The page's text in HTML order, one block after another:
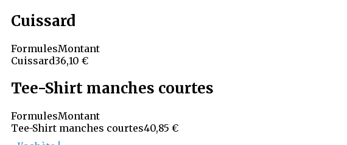
Cuissard
FormulesMontant
Cuissard36,10 €
Tee-Shirt manches courtes
FormulesMontant
Tee-Shirt manches courtes40,85 €